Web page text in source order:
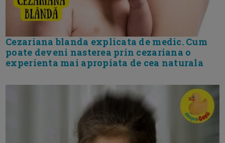
Cezariana blanda explicata de medic. Cum
poate deveni nasterea prin cezariana o
experienta mai apropiata de cea naturala